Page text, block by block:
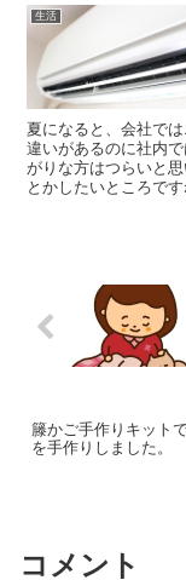
生活
夏になると、会社で
違いがあるのに社内
がりな方はつらいと
とかしたいところです
籐かご手作りキット
を手作りしました。
コメント